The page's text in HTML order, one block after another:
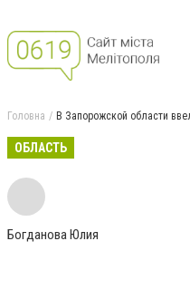
Головна В Запорожской области
ОБЛАСТЬ
Богданова Юлия